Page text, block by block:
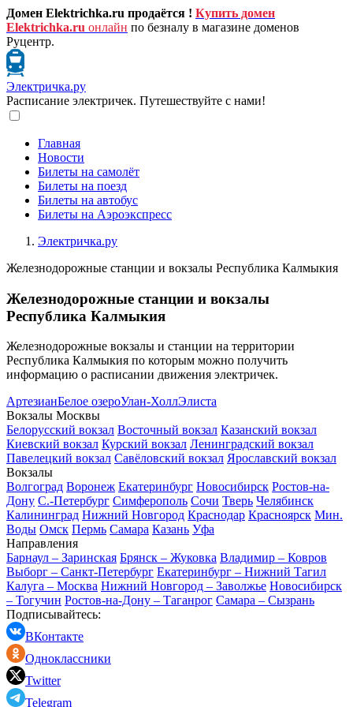
Домен Elektrichka.ru продаётся ! Купить домен
Elektrichka.ru онлайн по безналу в магазине доменов
Руцентр.
Электричка.ру
Расписание электричек. Путешествуйте с нами!
Главная
Новости
Билеты на самолёт
Билеты на поезд
Билеты на автобус
Билеты на Аэроэкспресс
Электричка.ру
Железнодорожные станции и вокзалы Республика Калмыкия
Железнодорожные станции и вокзалы
Республика Калмыкия
Железнодорожные вокзалы и станции на территории
Республика Калмыкия по которым можно получить
информацию о расписании движения электричек.
АртезианБелое озероУлан-ХоллЭлиста
Вокзалы Москвы
Белорусский вокзал Восточный вокзал Казанский вокзал
Киевский вокзал Курский вокзал Ленинградский вокзал
Павелецкий вокзал Савёловский вокзал Ярославский вокзал
Вокзалы
Волгоград Воронеж Екатеринбург Новосибирск Ростов-на-
Дону С.-Петербург Симферополь Сочи Тверь Челябинск
Калининград Нижний Новгород Краснодар Красноярск Мин.
Воды Омск Пермь Самара Казань Уфа
Направления
Барнаул – Заринская Брянск – Жуковка Владимир – Ковров
Выборг – Санкт-Петербург Екатеринбург – Нижний Тагил
Калуга – Москва Нижний Новгород – Заволжье Новосибирск
– Тогучин Ростов-на-Дону – Таганрог Самара – Сызрань
Подписывайтесь:
ВКонтакте
Одноклассники
Twitter
Telegram